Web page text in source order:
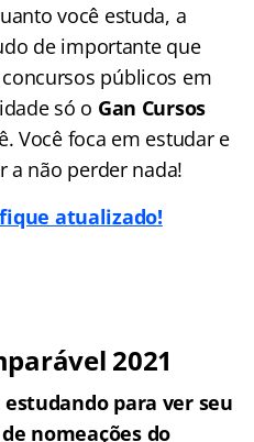
você estuda, a
de importante que
públicos em
só o Gan Cursos
Você foca em estudar e
a não perder nada!
fique atualizado!
2021
para ver seu
nomeações do